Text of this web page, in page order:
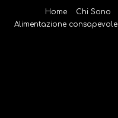
Home Chi Sono
Alimentazione consapevole